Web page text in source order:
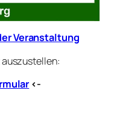
Veranstaltung
auszustellen:
<-